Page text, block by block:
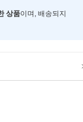
상품이며, 배송되지